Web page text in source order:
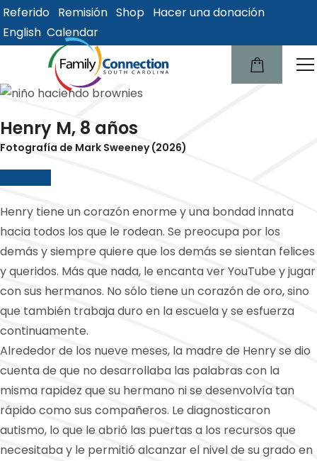
Referido Remisión Shop Hacer una donación
Calendar
English
Henry M, 8 años
Fotografía de Mark Sweeney (2026)
Henry tiene un corazón enorme y una bondad innata
hacia todos los que le rodean. Se preocupa por los
demás y siempre quiere que los demás se sientan felices
y queridos. Más que nada, le encanta ver YouTube y jugar
con sus hermanos. No sólo tiene un corazón de oro, sino
que también trabaja duro en la escuela y se esfuerza
continuamente.
Alrededor de los nueve meses, la madre de Henry se dio
cuenta de que no desarrollaba las palabras con la
misma rapidez que su hermano ni se desenvolvía tan
rápido como sus compañeros. Le diagnosticaron
autismo, lo que le abrió las puertas a los recursos que
necesitaba y le permitió alcanzar el nivel de su grado en